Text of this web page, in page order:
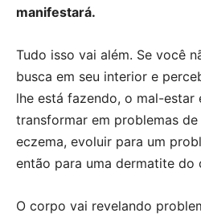
manifestará.
Tudo isso vai além. Se você
busca em seu interior e
lhe está fazendo, o mal-estar
transformar em problemas
eczema, evoluir para um
então para uma dermatite do
O corpo vai revelando